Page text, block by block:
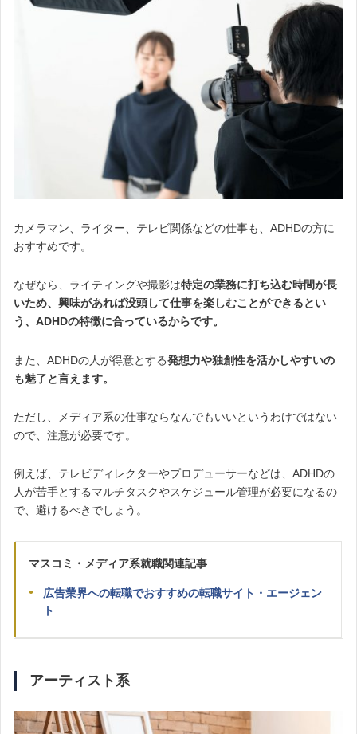
カメラマン、ライター、テレビ関係などの仕事も、ADHDの方に
おすすめです。
なぜなら、ライティングや撮影は特定の業務に打ち込む時間が長
いため、興味があれば没頭して仕事を楽しむことができるとい
う、ADHDの特徴に合っているからです。
また、ADHDの人が得意とする発想力や独創性を活かしやすいの
も魅了と言えます。
ただし、メディア系の仕事ならなんでもいいというわけではない
ので、注意が必要です。
例えば、テレビディレクターやプロデューサーなどは、ADHDの
人が苦手とするマルチタスクやスケジュール管理が必要になるの
で、避けるべきでしょう。
マスコミ・メディア系就職関連記事
広告業界への転職でおすすめの転職サイト・エージェン
ト
アーティスト系